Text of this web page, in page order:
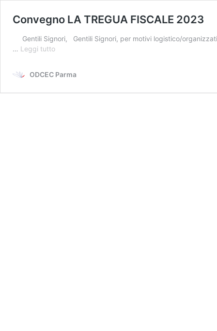
Convegno LA TREGUA FISCALE 2023
Gentili Signori, Gentili Signori, per motivi logistico/
… Leggi tuttoConvegno
FISCALE
ODCEC Parma